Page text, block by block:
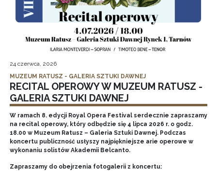
24 czerwca, 2026
MUZEUM RATUSZ - GALERIA SZTUKI DAWNEJ
RECITAL OPEROWY W MUZEUM RATUSZ -
GALERIA SZTUKI DAWNEJ
W ramach 8. edycji Royal Opera Festival serdecznie zapraszamy
na recital operowy, który odbędzie się 4 lipca 2026 r. o godz.
18.00 w Muzeum Ratusz – Galeria Sztuki Dawnej. Podczas
koncertu publiczność usłyszy najpiękniejsze arie operowe w
wykonaniu solistów Akademii Belcanto.
Zapraszamy do obejrzenia fotogalerii z koncertu: